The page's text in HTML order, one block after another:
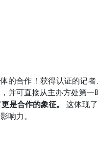
展台搭建
货物与交付
的合作！获得认证的记
并可直接从主办方处第一
是合作的象征。
这体现
响力。